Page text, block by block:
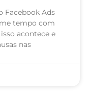
Facebook Ads
tempo com
acontece e
nas